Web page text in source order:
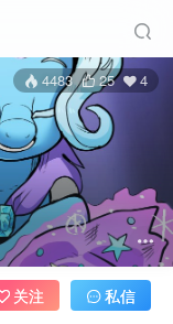
4483 25 4
关注 私信